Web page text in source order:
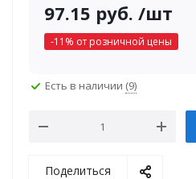
97.15 руб. /шт
-11 % от розничной цены
Есть в наличии (9)
Поделиться